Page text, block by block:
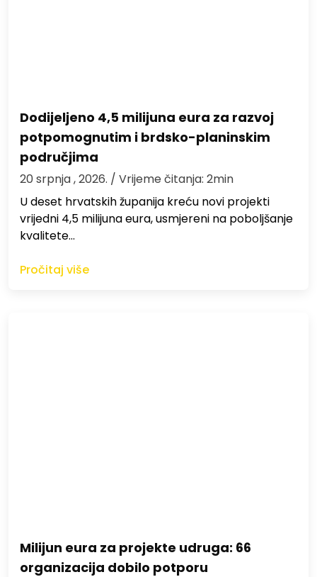
Dodijeljeno 4,5 milijuna eura za razvoj
potpomognutim i brdsko-planinskim
područjima
20 srpnja , 2026. / Vrijeme čitanja: 2min
U deset hrvatskih županija kreću novi projekti
vrijedni 4,5 milijuna eura, usmjereni na poboljšanje
kvalitete…
Pročitaj više
Milijun eura za projekte udruga: 66
organizacija dobilo potporu